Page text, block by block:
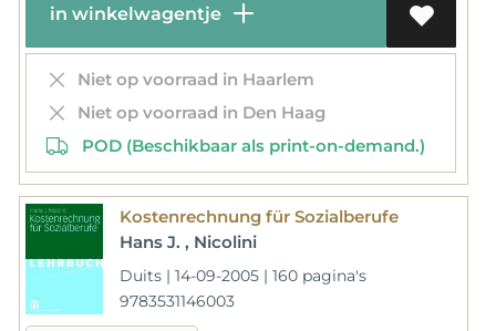
in winkelwagentje
Niet op voorraad in Haarlem
Niet op voorraad in Den Haag
POD (Beschikbaar als print-on-demand.)
Kostenrechnung für Sozialberufe
Hans J. , Nicolini
Duits | 14-09-2005 | 160 pagina's
9783531146003